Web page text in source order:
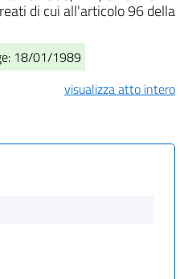
di cui all'articolo 96 della
18/01/1989
visualizza atto intero